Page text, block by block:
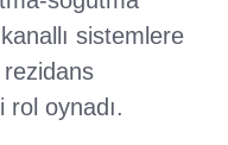
sistemlere
rol oynadı.